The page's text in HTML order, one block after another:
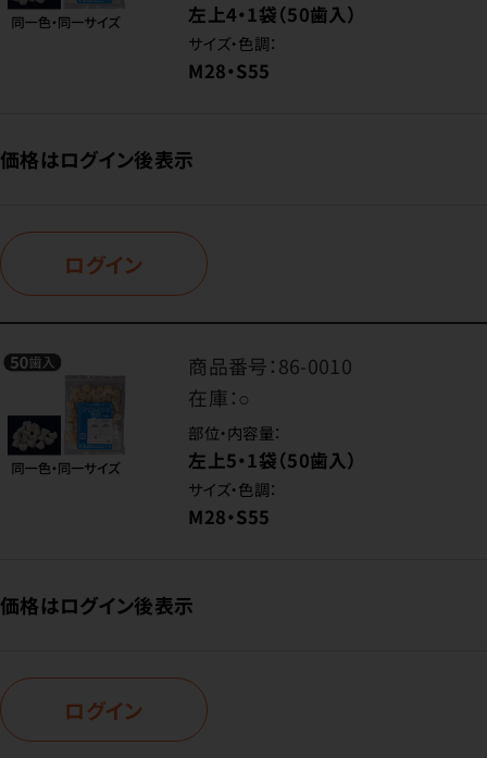
左上4・1袋（50歯入）
サイズ・色調：
M28・S55
価格はログイン後表示
ログイン
商品番号：86-0010
在庫：○
部位・内容量：
左上5・1袋（50歯入）
サイズ・色調：
M28・S55
価格はログイン後表示
ログイン